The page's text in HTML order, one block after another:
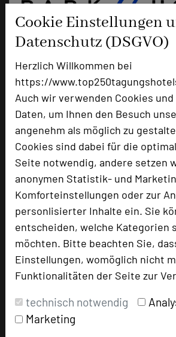
Cookie Einstellungen
Datenschutz (DSGVO)
Herzlich Willkommen bei
https://
Auch wir verwenden Cookies
Daten, um Ihnen den Besuch
angenehm als möglich zu
Cookies sind dabei für die
Seite notwendig, andere setzen
anonymen Statistik- und
Komforteinstellungen oder zur
personlisierter Inhalte ein. Sie
entscheiden, welche Kategorien
möchten. Bitte beachten Sie,
Einstellungen, womöglich nicht
Funktionalitäten der Seite zur
technisch notwendig
Marketing
Parkhotel Stuttgart Messe-
Filderbahnstraße 2
70771 Leinfelden-Echterdingen
+49 711 63344-0
Email
Homepage
Bewertung
Tagungsplaner
Tagungsteilnehmer